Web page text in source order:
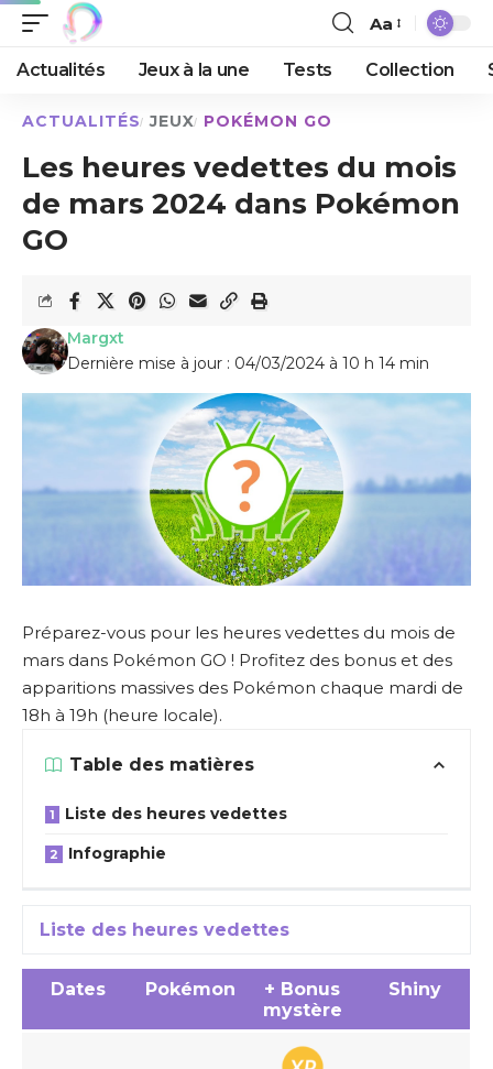
Aa
Actualités Jeux à la une Tests Collection
ACTUALITÉS JEUX POKÉMON GO
Les heures vedettes du mois
de mars 2024 dans Pokémon
GO
Dernière mise à jour : 04/03/2024 à 10 h 14 min
Margxt
Préparez-vous pour les heures vedettes du mois de
mars dans Pokémon GO ! Profitez des bonus et des
apparitions massives des Pokémon chaque mardi de
18h à 19h (heure locale).
Table des matières
Liste des heures vedettes
Infographie
Liste des heures vedettes
Dates Pokémon
+ Bonus
mystère
Shiny